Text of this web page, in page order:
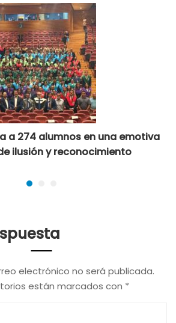
a 274 alumnos en una emotiva
ilusión y reconocimiento
electrónico no será publicada.
están marcados con *